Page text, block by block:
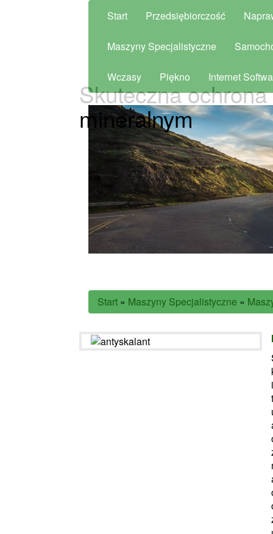
Start Przedsiębiorczość
Maszyny Specjalistyczne
Wczasy Piękno Internet
Skuteczna
mineralnym
Start » Maszyny Specjalistyczne »